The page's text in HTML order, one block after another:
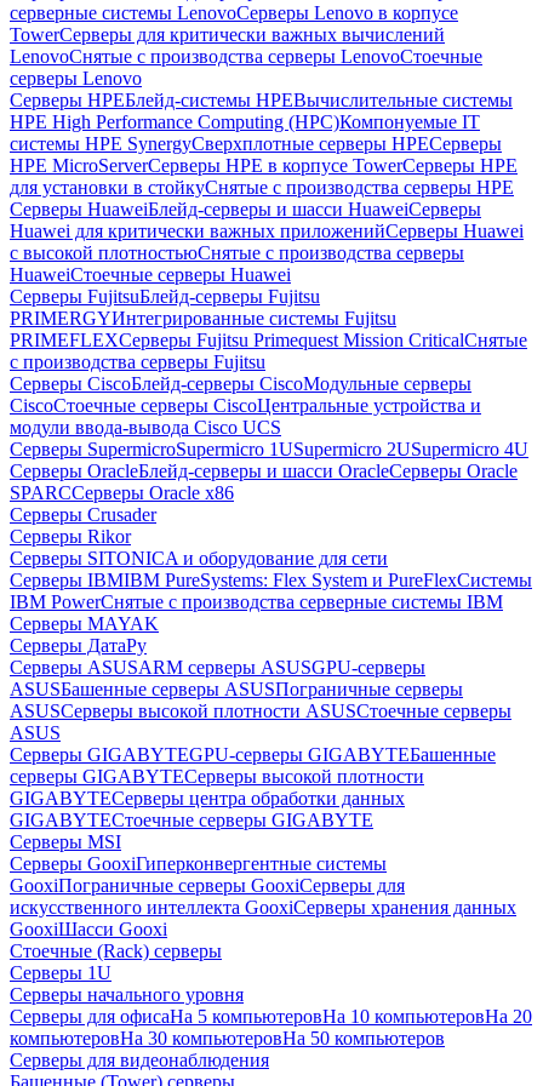
серверные системы LenovoСерверы Lenovo в корпусе
TowerСерверы для критически важных вычислений
LenovoСнятые с производства серверы LenovoСтоечные
серверы Lenovo
Серверы HPEБлейд-системы HPEВычислительные системы
HPE High Performance Computing (HPC)Компонуемые IT
системы HPE SynergyСверхплотные серверы HPEСерверы
HPE MicroServerСерверы HPE в корпусе TowerСерверы HPE
для установки в стойкуСнятые с производства серверы HPE
Серверы HuaweiБлейд-серверы и шасси HuaweiСерверы
Huawei для критически важных приложенийСерверы Huawei
с высокой плотностьюСнятые с производства серверы
HuaweiСтоечные серверы Huawei
Серверы FujitsuБлейд-серверы Fujitsu
PRIMERGYИнтегрированные системы Fujitsu
PRIMEFLEXСерверы Fujitsu Primequest Mission CriticalСнятые
с производства серверы Fujitsu
Серверы CiscoБлейд-серверы CiscoМодульные серверы
CiscoСтоечные серверы CiscoЦентральные устройства и
модули ввода-вывода Cisco UCS
Серверы SupermicroSupermicro 1USupermicro 2USupermicro 4U
Серверы OracleБлейд-серверы и шасси OracleСерверы Oracle
SPARCСерверы Oracle x86
Серверы Crusader
Серверы Rikor
Серверы SITONICA и оборудование для сети
Серверы IBMIBM PureSystems: Flex System и PureFlexСистемы
IBM PowerСнятые с производства серверные системы IBM
Серверы MAYAK
Серверы ДатаРу
Серверы ASUSARM серверы ASUSGPU-серверы
ASUSБашенные серверы ASUSПограничные серверы
ASUSСерверы высокой плотности ASUSСтоечные серверы
ASUS
Серверы GIGABYTEGPU-серверы GIGABYTEБашенные
серверы GIGABYTEСерверы высокой плотности
GIGABYTEСерверы центра обработки данных
GIGABYTEСтоечные серверы GIGABYTE
Серверы MSI
Серверы GooxiГиперконвергентные системы
GooxiПограничные серверы GooxiСерверы для
искусственного интеллекта GooxiСерверы хранения данных
GooxiШасси Gooxi
Стоечные (Rack) серверы
Серверы 1U
Серверы начального уровня
Серверы для офисаНа 5 компьютеровНа 10 компьютеровНа 20
компьютеровНа 30 компьютеровНа 50 компьютеров
Серверы для видеонаблюдения
Башенные (Tower) серверы